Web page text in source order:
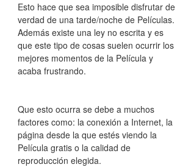
Esto hace que sea imposible disfrutar de
verdad de una tarde/noche de Películas.
Además existe una ley no escrita y es
que este tipo de cosas suelen ocurrir los
mejores momentos de la Película y
acaba frustrando.
Que esto ocurra se debe a muchos
factores como: la conexión a Internet, la
página desde la que estés viendo la
Película gratis o la calidad de
reproducción elegida.